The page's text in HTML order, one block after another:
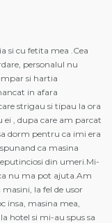
si cu fetita mea .Cea
personalul nu
si hartia
in afara
strigau si tipau la ora
ei , dupa care am parcat
dorm pentru ca imi era
ca masina
din umeri.Mi-
nu ma pot ajuta.Am
la fel de usor
masina mea,
hotel si mi-au spus sa